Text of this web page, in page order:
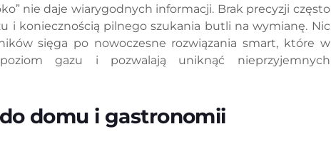
nie daje wiarygodnych informacji. Brak precyzji często
i koniecznością pilnego szukania butli na wymianę. Nic
sięga po nowoczesne rozwiązania smart, które w
gazu i pozwalają uniknąć nieprzyjemnych
domu i gastronomii